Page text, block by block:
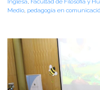
Medio pedagogía en